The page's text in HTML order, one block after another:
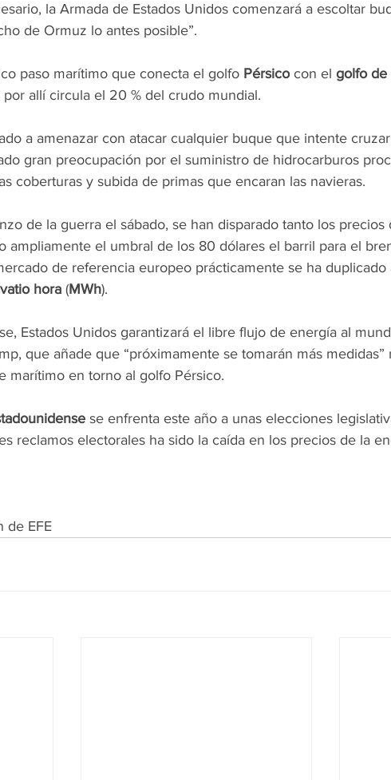
la Armada de Estados Unidos comenzará a escoltar
de Ormuz lo antes posible”.
paso marítimo que conecta el golfo Pérsico con el golfo de
por allí circula el 20 % del crudo mundial.
a amenazar con atacar cualquier buque que intente
gran preocupación por el suministro de hidrocarburos
coberturas y subida de primas que encaran las navieras.
de la guerra el sábado, se han disparado tanto los precios
ampliamente el umbral de los 80 dólares el barril para el
de referencia europeo prácticamente se ha duplicado
hora (MWh).
Estados Unidos garantizará el libre flujo de energía al
que añade que “próximamente se tomarán más medidas”
marítimo en torno al golfo Pérsico.
se enfrenta este año a unas elecciones
reclamos electorales ha sido la caída en los precios de la
de EFE